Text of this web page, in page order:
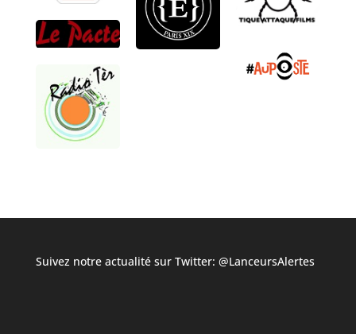
Suivez notre actualité sur Twitter: @LanceursAlertes